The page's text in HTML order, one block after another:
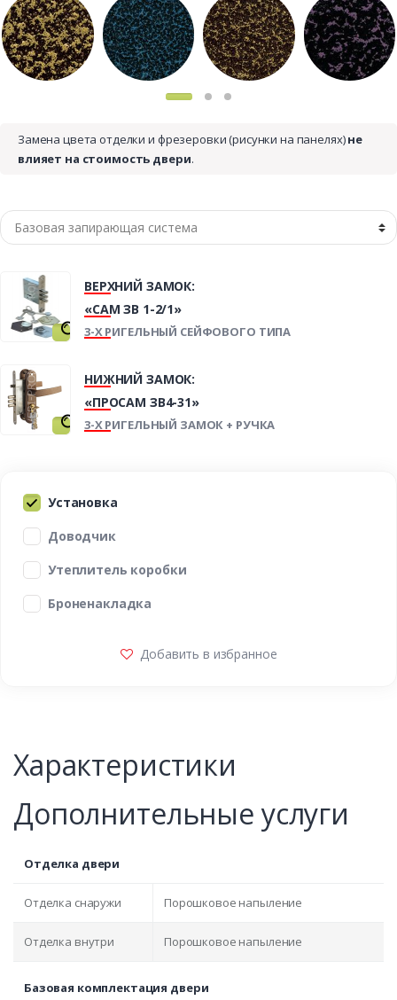
Замена цвета отделки и фрезеровки (рисунки на панелях)не
влияет на стоимость двери.
ВЕРХНИЙ ЗАМОК:
«САМ ЗВ 1-2/1»
3-Х РИГЕЛЬНЫЙ СЕЙФОВОГО ТИПА
НИЖНИЙ ЗАМОК:
«ПРОСАМ ЗВ4-31»
3-Х РИГЕЛЬНЫЙ ЗАМОК + РУЧКА
Установка
Доводчик
Утеплитель коробки
Броненакладка
Добавить в избранное
Характеристики
Дополнительные услуги
Отделка двери
Отделка снаружи Порошковое напыление
Отделка внутри Порошковое напыление
Базовая комплектация двери